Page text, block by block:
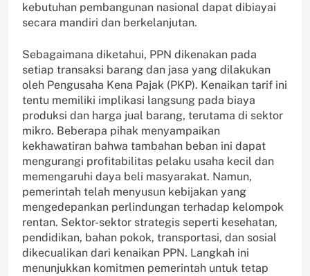
kebutuhan pembangunan nasional dapat dibiayai
secara mandiri dan berkelanjutan.
Sebagaimana diketahui, PPN dikenakan pada
setiap transaksi barang dan jasa yang dilakukan
oleh Pengusaha Kena Pajak (PKP). Kenaikan tarif ini
tentu memiliki implikasi langsung pada biaya
produksi dan harga jual barang, terutama di sektor
mikro. Beberapa pihak menyampaikan
kekhawatiran bahwa tambahan beban ini dapat
mengurangi profitabilitas pelaku usaha kecil dan
memengaruhi daya beli masyarakat. Namun,
pemerintah telah menyusun kebijakan yang
mengedepankan perlindungan terhadap kelompok
rentan. Sektor-sektor strategis seperti kesehatan,
pendidikan, bahan pokok, transportasi, dan sosial
dikecualikan dari kenaikan PPN. Langkah ini
menunjukkan komitmen pemerintah untuk tetap